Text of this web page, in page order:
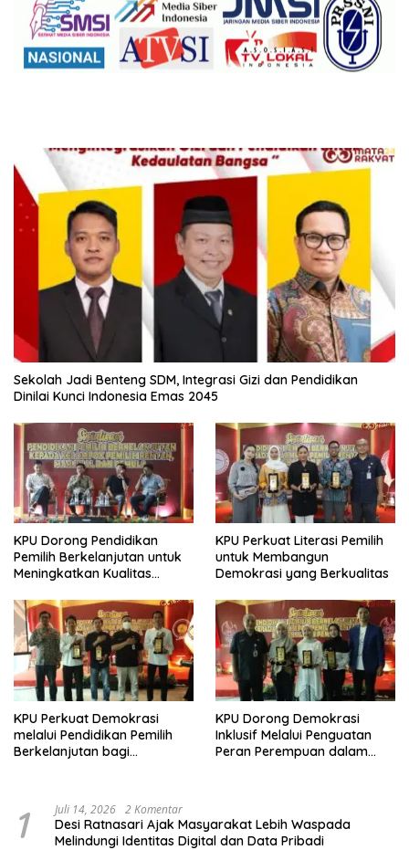
Sekolah Jadi Benteng SDM, Integrasi Gizi dan Pendidikan
Dinilai Kunci Indonesia Emas 2045
KPU Dorong Pendidikan
Pemilih Berkelanjutan untuk
Meningkatkan Kualitas
KPU Perkuat Literasi Pemilih
untuk Membangun
Demokrasi yang Berkualitas
KPU Perkuat Demokrasi
melalui Pendidikan Pemilih
Berkelanjutan bagi
KPU Dorong Demokrasi
Inklusif Melalui Penguatan
Peran Perempuan dalam
1 Juli 14, 2026 2 Komentar
Desi Ratnasari Ajak Masyarakat Lebih Waspada
Melindungi Identitas Digital dan Data Pribadi